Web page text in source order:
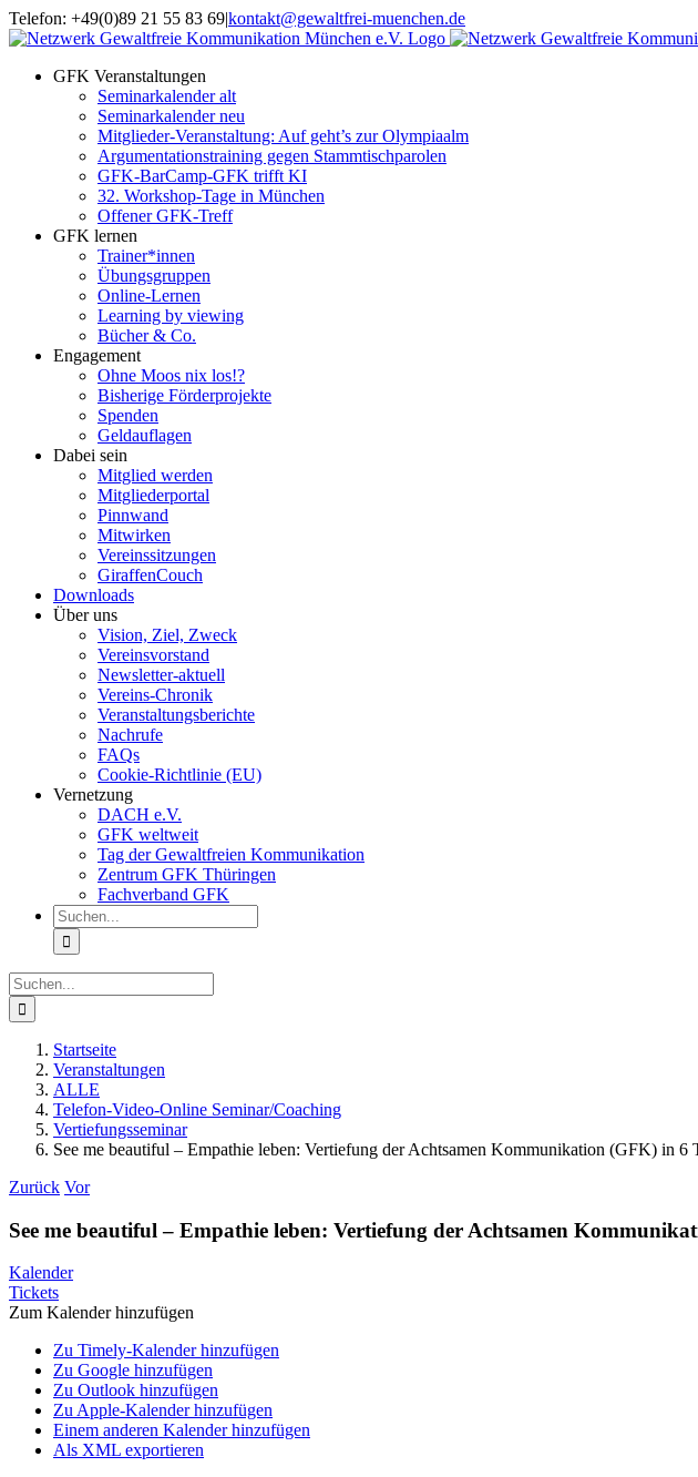
Zum
Inhalt
Telefon: +49(0)89 21 55 83 69|kontakt@gewaltfrei-muenchen.de
Einloggen
Infos
Seminarkalender
GFK Veranstaltungen
Seminarkalender alt
Seminarkalender neu
Mitglieder-Veranstaltung: Auf geht’s zur Olympiaalm
Argumentationstraining gegen Stammtischparolen
GFK-BarCamp-GFK trifft KI
32. Workshop-Tage in München
Offener GFK-Treff
GFK lernen
Trainer*innen
Übungsgruppen
Online-Lernen
Learning by viewing
Bücher & Co.
Engagement
Ohne Moos nix los!?
Bisherige Förderprojekte
Spenden
Geldauflagen
Dabei sein
Mitglied werden
Mitgliederportal
Pinnwand
Mitwirken
Vereinssitzungen
GiraffenCouch
Downloads
Über uns
Vision, Ziel, Zweck
Vereinsvorstand
Newsletter-aktuell
Vereins-Chronik
Veranstaltungsberichte
Nachrufe
FAQs
Cookie-Richtlinie (EU)
Vernetzung
DACH e.V.
GFK weltweit
Tag der Gewaltfreien Kommunikation
Zentrum GFK Thüringen
Fachverband GFK
Suche
nach:
Suche
nach:
Startseite
Veranstaltungen
ALLE
Telefon-Video-Online Seminar/Coaching
Vertiefungsseminar
See me beautiful – Empathie leben: Vertiefung der Achtsamen Kommunikation (GFK) in 6
Zurück Vor
See me beautiful – Empathie leben: Vertiefung der Achtsamen
Kalender
Tickets
Zum Kalender hinzufügen
Zu Timely-Kalender hinzufügen
Zu Google hinzufügen
Zu Outlook hinzufügen
Zu Apple-Kalender hinzufügen
Einem anderen Kalender hinzufügen
Als XML exportieren